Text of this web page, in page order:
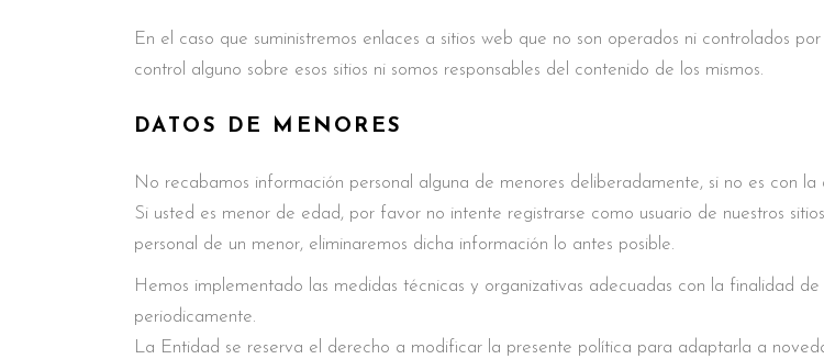
En el caso que suministremos enlaces a sitios web que no son operados ni controlados
control alguno sobre esos sitios ni somos responsables del contenido de los mismos.
DATOS DE MENORES
No recabamos información personal alguna de menores deliberadamente, si no es con
Si usted es menor de edad, por favor no intente registrarse como usuario de nuestros
personal de un menor, eliminaremos dicha información lo antes posible.
Hemos implementado las medidas técnicas y organizativas adecuadas con la finalidad
periodicamente.
La Entidad se reserva el derecho a modificar la presente política para adaptarla a